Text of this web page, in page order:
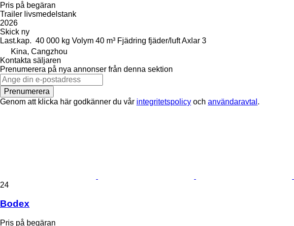
Pris på begäran
Trailer livsmedelstank
2026
Skick ny
Last.kap. 40 000 kg Volym 40 m³ Fjädring fjäder/luftAxlar 3
Kina, Cangzhou
Kontakta säljaren
Prenumerera på nya annonser från denna sektion
Prenumerera
Genom att klicka här godkänner du vår integritetspolicy och användaravtal .
24
Bodex
Pris på begäran